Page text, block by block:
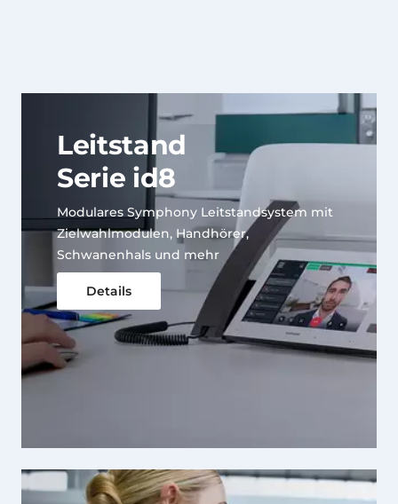
Leitstand
Serie id8
Modulares Symphony Leitstandsystem mit
Zielwahlmodulen, Handhörer,
Schwanenhals und mehr
Details